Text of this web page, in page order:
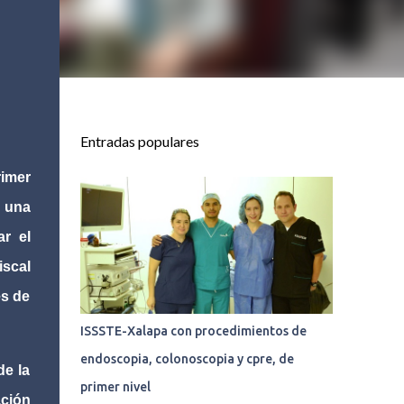
el
de
la
Entradas populares
ISSSTE-Xalapa con procedimientos de
endoscopia, colonoscopia y cpre, de
primer nivel